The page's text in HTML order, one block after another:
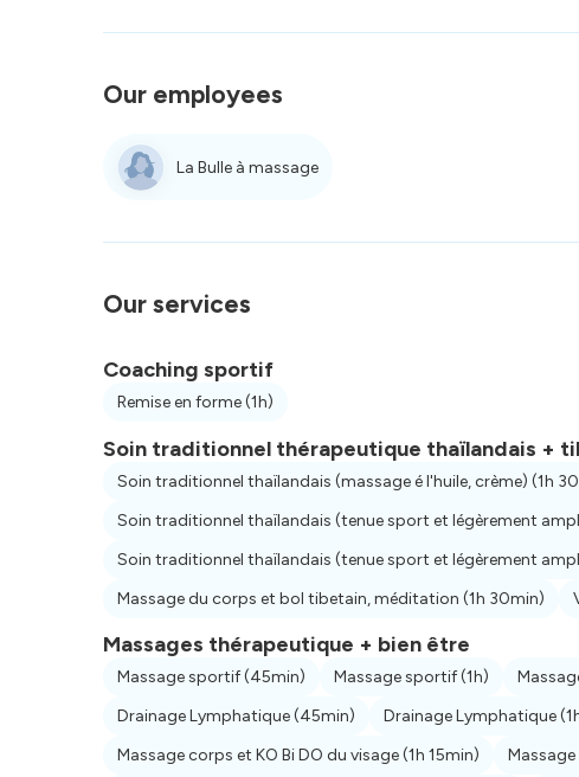
Our employees
La Bulle à massage
Our services
Coaching sportif
Remise en forme(1h)
Soin traditionnel thérapeutique thaïlandais +
Soin traditionnel thaïlandais (massage é l'huile, crème) (1h
Soin traditionnel thaïlandais (tenue sport et légèrement
Soin traditionnel thaïlandais (tenue sport et légèrement
Massage du corps et bol tibetain, méditation (1h 30min)
Massages thérapeutique + bien être
Massage sportif(45min) Massage sportif(1h)
Drainage Lymphatique(45min) Drainage Lymphatique
Massage corps et KO Bi DO du visage(1h 15min)